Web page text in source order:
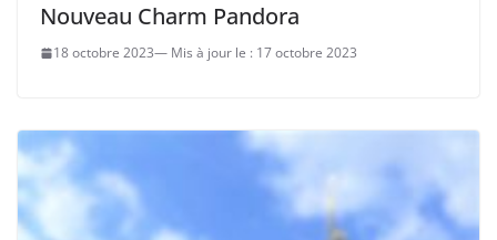
Nouveau Charm Pandora
18 octobre 2023 17 octobre 2023